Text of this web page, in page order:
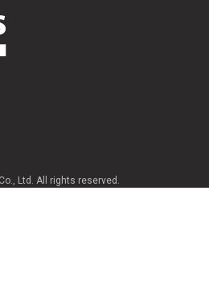
Ltd. All rights reserved.